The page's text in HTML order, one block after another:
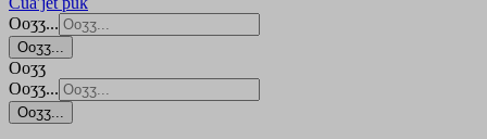
Ooʒʒ...
Ooʒʒ...
Ooʒʒ
Ooʒʒ...
Ooʒʒ...